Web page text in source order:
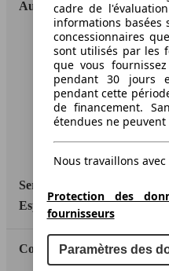
AutoScout24
A propos d'AutoScout24
Conditions d'utilisation
Informations légales
Protection des données
Service
Espace Pro
Contact
cadre de
informations
concessionnaires
sont utilisés par les
que vous
pendant 30 jours
pendant cette
de financement.
étendues ne
Nous travaillons
Protection des
fournisseurs
Paramètres des